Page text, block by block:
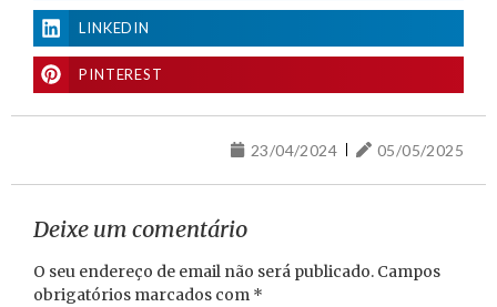
LINKEDIN
PINTEREST
23/04/2024 05/05/2025
Deixe um comentário
O seu endereço de email não será publicado. Campos
obrigatórios marcados com *